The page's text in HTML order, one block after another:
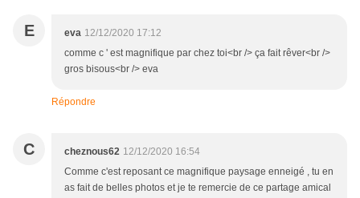
E eva 12/12/2020 17:12
comme c ' est magnifique par chez toi<br /> ça fait rêver<br />
gros bisous<br /> eva
Répondre
C cheznous62 12/12/2020 16:54
Comme c'est reposant ce magnifique paysage enneigé , tu en
as fait de belles photos et je te remercie de ce partage amical